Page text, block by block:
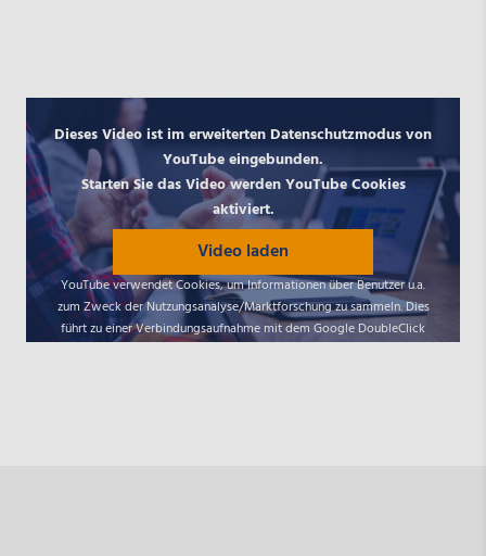
Dieses Video ist im erweiterten Datenschutzmodus von
YouTube eingebunden.
Starten Sie das Video werden YouTube Cookies
aktiviert.
Video laden
YouTube verwendet Cookies, um Informationen über Benutzer u.a.
zum Zweck der Nutzungsanalyse/Marktforschung zu sammeln. Dies
führt zu einer Verbindungsaufnahme mit dem Google DoubleClick